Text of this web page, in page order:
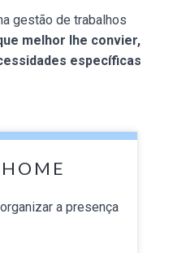
gestão de trabalhos
melhor lhe convier,
específicas
a presença